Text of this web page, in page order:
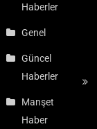
Haberler
Genel
Güncel
Haberler
Manşet
Haber